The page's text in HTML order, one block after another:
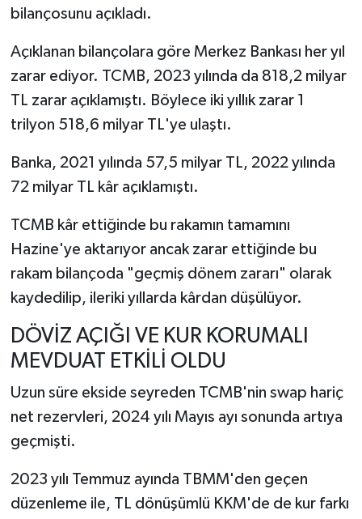
bilançosunu açıkladı.
Açıklanan bilançolara göre Merkez Bankası her yıl
zarar ediyor. TCMB, 2023 yılında da 818,2 milyar
TL zarar açıklamıştı. Böylece iki yıllık zarar 1
trilyon 518,6 milyar TL'ye ulaştı.
Banka, 2021 yılında 57,5 milyar TL, 2022 yılında
72 milyar TL kâr açıklamıştı.
TCMB kâr ettiğinde bu rakamın tamamını
Hazine'ye aktarıyor ancak zarar ettiğinde bu
rakam bilançoda "geçmiş dönem zararı" olarak
kaydedilip, ileriki yıllarda kârdan düşülüyor.
DÖVİZ AÇIĞI VE KUR KORUMALI
MEVDUAT ETKİLİ OLDU
Uzun süre ekside seyreden TCMB'nin swap hariç
net rezervleri, 2024 yılı Mayıs ayı sonunda artıya
geçmişti.
2023 yılı Temmuz ayında TBMM'den geçen
düzenleme ile, TL dönüşümlü KKM'de de kur farkı